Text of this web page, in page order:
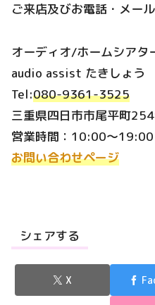
ご来店及びお電話・メー
オーディオ/ホームシアタ
audio assist たきしょう
Tel:080-9361-3525
三重県四日市市尾平町
営業時間：10:00～19:00
お問い合わせページ
シェアする
X